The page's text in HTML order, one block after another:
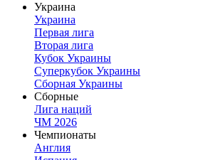
Украина
Украина
Первая лига
Вторая лига
Кубок Украины
Суперкубок Украины
Сборная Украины
Сборные
Лига наций
ЧМ 2026
Чемпионаты
Англия